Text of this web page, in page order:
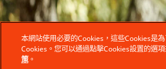
本網站使用必要的Cookies，這些Cookies是
Cookies。您可以通過點擊Cookies設置的選
策。